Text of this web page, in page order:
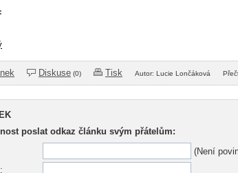
Diskuse (0) Tisk Autor: Lucie Lončáková
poslat odkaz článku svým přátelům:
(Není